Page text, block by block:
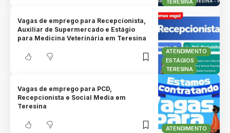
ATENDIMENTO
ESTÁGIOS
TERESINA
Vagas de emprego para Recepcionista,
Auxiliar de Supermercado e Estágio
para Medicina Veterinária em Teresina
ATENDIMENTO
Vagas de emprego para PCD,
Recepcionista e Social Media em
Teresina